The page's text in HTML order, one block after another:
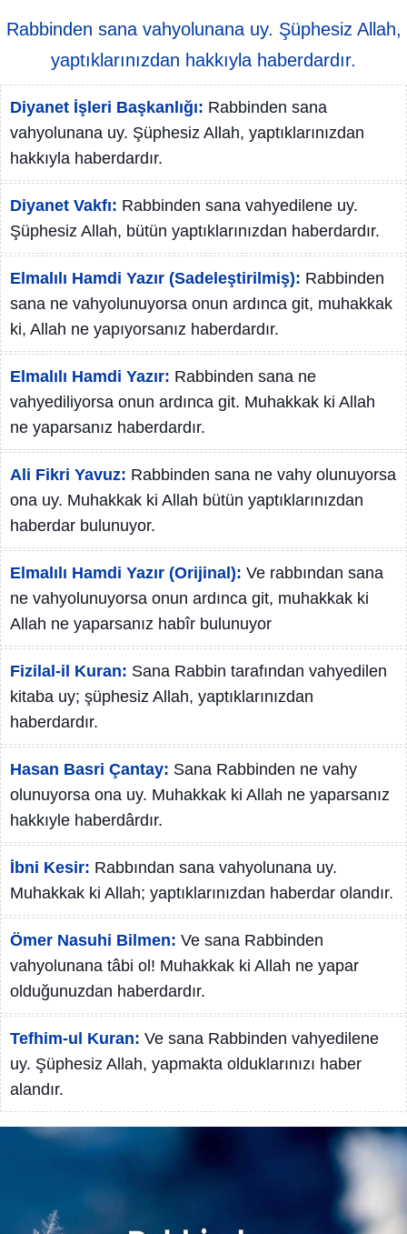
Rabbinden sana vahyolunana uy. Şüphesiz Allah,
yaptıklarınızdan hakkıyla haberdardır.
Diyanet İşleri Başkanlığı: Rabbinden sana
vahyolunana uy. Şüphesiz Allah, yaptıklarınızdan
hakkıyla haberdardır.
Diyanet Vakfı: Rabbinden sana vahyedilene uy.
Şüphesiz Allah, bütün yaptıklarınızdan haberdardır.
Elmalılı Hamdi Yazır (Sadeleştirilmiş): Rabbinden
sana ne vahyolunuyorsa onun ardınca git, muhakkak
ki, Allah ne yapıyorsanız haberdardır.
Elmalılı Hamdi Yazır: Rabbinden sana ne
vahyediliyorsa onun ardınca git. Muhakkak ki Allah
ne yaparsanız haberdardır.
Ali Fikri Yavuz: Rabbinden sana ne vahy olunuyorsa
ona uy. Muhakkak ki Allah bütün yaptıklarınızdan
haberdar bulunuyor.
Elmalılı Hamdi Yazır (Orijinal): Ve rabbından sana
ne vahyolunuyorsa onun ardınca git, muhakkak ki
Allah ne yaparsanız habîr bulunuyor
Fizilal-il Kuran: Sana Rabbin tarafından vahyedilen
kitaba uy; şüphesiz Allah, yaptıklarınızdan
haberdardır.
Hasan Basri Çantay: Sana Rabbinden ne vahy
olunuyorsa ona uy. Muhakkak ki Allah ne yaparsanız
hakkıyle haberdârdır.
İbni Kesir: Rabbından sana vahyolunana uy.
Muhakkak ki Allah; yaptıklarınızdan haberdar olandır.
Ömer Nasuhi Bilmen: Ve sana Rabbinden
vahyolunana tâbi ol! Muhakkak ki Allah ne yapar
olduğunuzdan haberdardır.
Tefhim-ul Kuran: Ve sana Rabbinden vahyedilene
uy. Şüphesiz Allah, yapmakta olduklarınızı haber
alandır.